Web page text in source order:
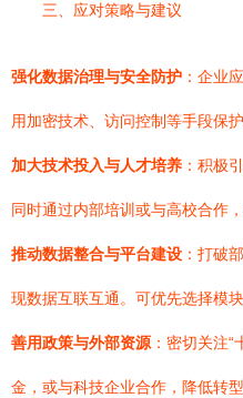
三、应对策略与建议
强化数据治理与安全防护 ：企业
用加密技术、访问控制等手段保
加大技术投入与人才培养 ：积极
同时通过内部培训或与高校合作
推动数据整合与平台建设 ：打破
现数据互联互通。可优先选择模
善用政策与外部资源 ：密切关注
金，或与科技企业合作，降低转型